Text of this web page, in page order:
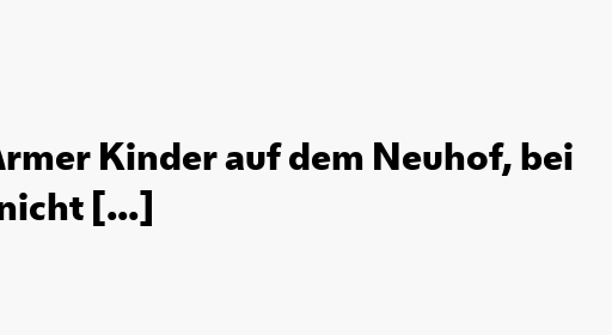
Kinder auf dem Neuhof, bei
[...]